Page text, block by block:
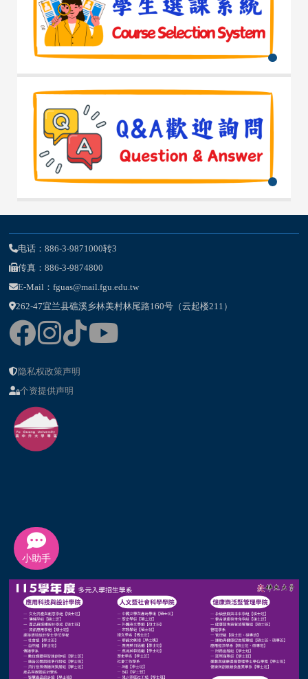
电话：886-3-9871000转3
传真：886-3-9874800
E-Mail：fguas@mail.fgu.edu.tw
262-47宜兰县礁溪乡林美村林尾路160号（云起楼211）
隐私权政策声明
个资提供声明
小助手